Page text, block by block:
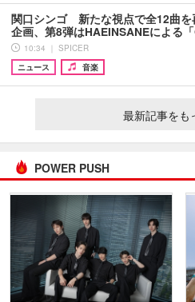
関口シンゴ 新たな視点で全12曲を
企画、第8弾はHAEINSANEによる
10:34 ｜ SPICER
ニュース
音楽
最新記事をも
POWER PUSH